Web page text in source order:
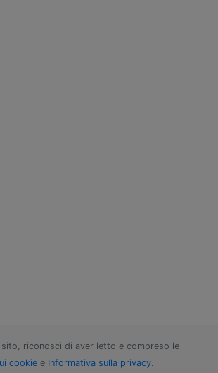
riconosci di aver letto e compreso le
cookie e Informativa sulla privacy.